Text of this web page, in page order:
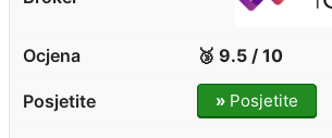
🥉 9.5 / 10
»Posjetite